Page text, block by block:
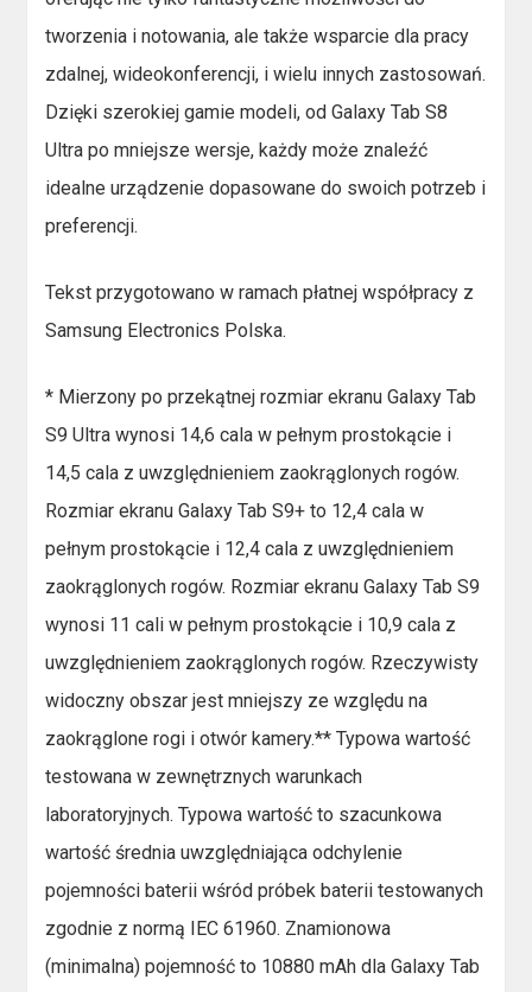
tworzenia i notowania, ale także wsparcie dla pracy
zdalnej, wideokonferencji, i wielu innych zastosowań.
Dzięki szerokiej gamie modeli, od Galaxy Tab S8
Ultra po mniejsze wersje, każdy może znaleźć
idealne urządzenie dopasowane do swoich potrzeb i
preferencji.
Tekst przygotowano w ramach płatnej współpracy z
Samsung Electronics Polska.
* Mierzony po przekątnej rozmiar ekranu Galaxy Tab
S9 Ultra wynosi 14,6 cala w pełnym prostokącie i
14,5 cala z uwzględnieniem zaokrąglonych rogów.
Rozmiar ekranu Galaxy Tab S9+ to 12,4 cala w
pełnym prostokącie i 12,4 cala z uwzględnieniem
zaokrąglonych rogów. Rozmiar ekranu Galaxy Tab S9
wynosi 11 cali w pełnym prostokącie i 10,9 cala z
uwzględnieniem zaokrąglonych rogów. Rzeczywisty
widoczny obszar jest mniejszy ze względu na
zaokrąglone rogi i otwór kamery.** Typowa wartość
testowana w zewnętrznych warunkach
laboratoryjnych. Typowa wartość to szacunkowa
wartość średnia uwzględniająca odchylenie
pojemności baterii wśród próbek baterii testowanych
zgodnie z normą IEC 61960. Znamionowa
(minimalna) pojemność to 10880 mAh dla Galaxy Tab